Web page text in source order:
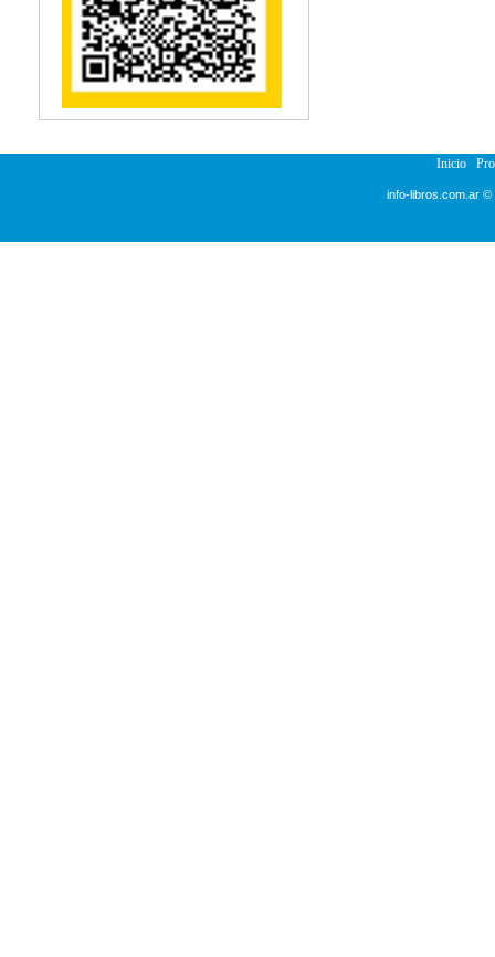
Reumatología
Salud Pública
Semiología
Terapia Ocupacional
Urología
Inicio
info-libros.com.ar